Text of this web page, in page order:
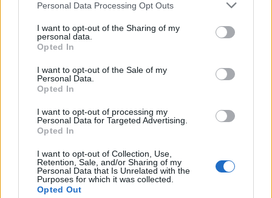
Personal Data Processing Opt Outs
I want to opt-out of the Sharing of my
personal data.
Opted In
I want to opt-out of the Sale of my
Personal Data.
Opted In
I want to opt-out of processing my
Personal Data for Targeted Advertising.
Opted In
I want to opt-out of Collection, Use,
Retention, Sale, and/or Sharing of my
Personal Data that Is Unrelated with the
Purposes for which it was collected.
Opted Out
meses de verão. Afinal, a época é ideal para viajar,
explorar e criar novas experiências sobre duas
rodas. E, com equipamento incluído, a entrada no
Disponível na rede Brixton
Portugal
aderentes da redeBrixton Portugale é válida até ao
final do período promocional ou até ao limite do stock
existente. Para mais informações, os interessados